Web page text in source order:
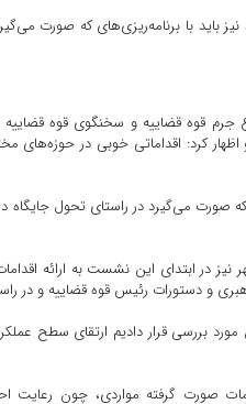
باید با برنامه‌ریزی‌های که صورت
جرم قوه قضاییه و سخنگوی قوه
کرد: اقداماتی خوبی در
که صورت می‌گیرد در راستای تحول
نیز در ابتدای این نشست به ارائه
و دستورات رئیس قوه قضاییه و در
بررسی قرار دادیم ارتقای سطح
صورت گرفته مواردی، چون رعایت